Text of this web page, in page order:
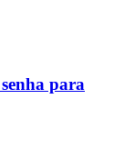
para